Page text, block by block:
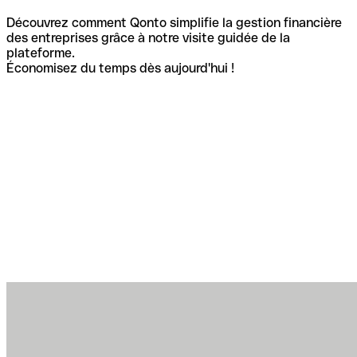
Découvrez comment Qonto simplifie la gestion financière
des entreprises grâce à notre visite guidée de la
plateforme.
Économisez du temps dès aujourd'hui !